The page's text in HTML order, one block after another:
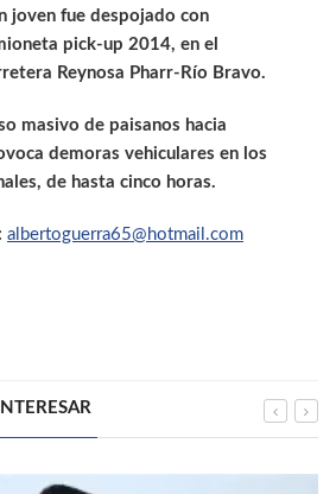
joven fue despojado con
pick-up 2014, en el
Reynosa Pharr-Río Bravo.
masivo de paisanos hacia
demoras vehiculares en los
de hasta cinco horas.
albertoguerra65@hotmail.com